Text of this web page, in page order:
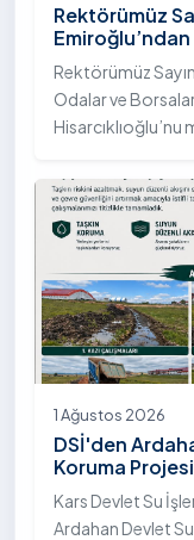
Rektörümüz
Emiroğlu’ndan
Rektörümüz
Odalar ve
Emiroğlu
1 Ağustos 2026
DSİ'den
Koruma
Çalışmaları
Kars Devlet Su
Ardahan Devlet